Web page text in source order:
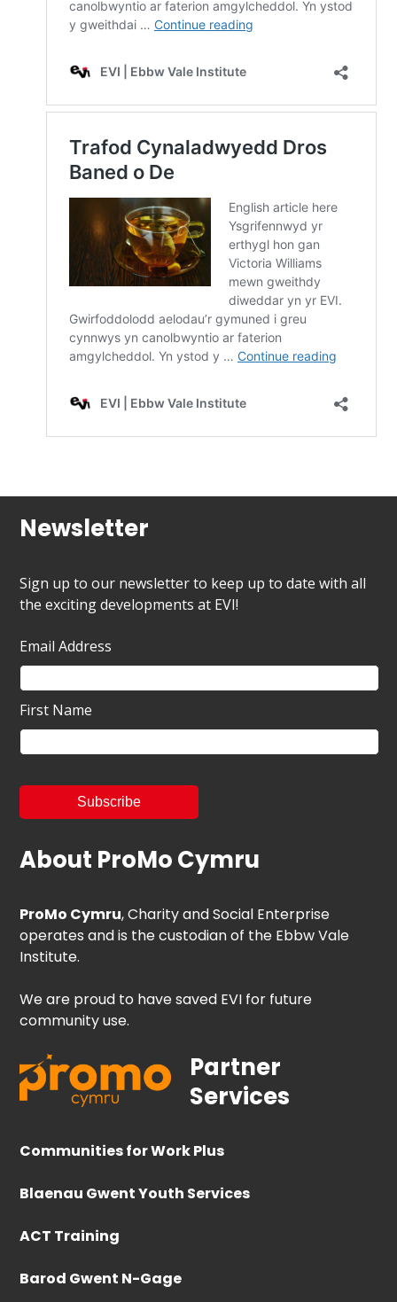
Newsletter
Sign up to our newsletter to keep up to date with all
the exciting developments at EVI!
Email Address
First Name
About ProMo Cymru
ProMo Cymru, Charity and Social Enterprise
operates and is the custodian of the Ebbw Vale
Institute.
We are proud to have saved EVI for future
community use.
Partner
Services
Communities for Work Plus
Blaenau Gwent Youth Services
ACT Training
Barod Gwent N-Gage